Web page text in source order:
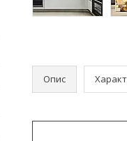
Опис